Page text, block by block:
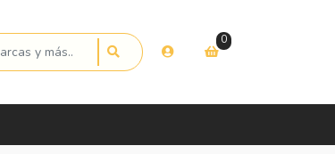
0